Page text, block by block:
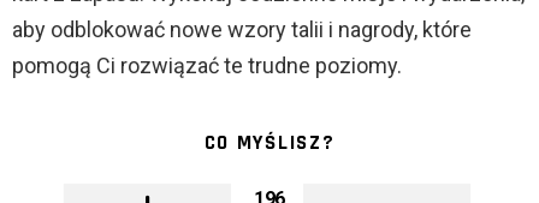
aby odblokować nowe wzory talii i nagrody, które
pomogą Ci rozwiązać te trudne poziomy.
CO MYŚLISZ?